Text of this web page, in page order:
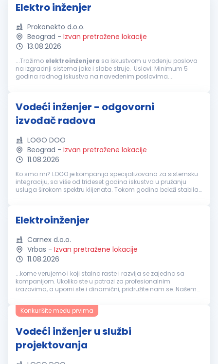
Elektro inženjer
Prokonekto d.o.o.
Beograd - Izvan pretražene lokacije
13.08.2026
...Tražimo elektroinženjera sa iskustvom u vođenju poslova
na izgradnji sistema jake i slabe struje. Uslovi: Minimum 5
godina radnog iskustva na navedenim poslovima....
Vodeći inženjer - odgovorni
izvođač radova
LOGO DOO
Beograd - Izvan pretražene lokacije
11.08.2026
Ko smo mi? LOGO je kompanija specijalizovana za sistemsku
integraciju, sa više od trideset godina iskustva u pružanju
usluga širokom spektru klijenata. Tokom godina beleži stabilan
Elektroinženjer
Carnex d.o.o.
Vrbas - Izvan pretražene lokacije
11.08.2026
...kome verujemo i koji stalno raste i razvija se zajedno sa
kompanijom. Ukoliko ste u potrazi za profesionalnim
izazovima, a uporni ste i dinamični, pridružite nam se. Našem
je:Elektroinženjer...
Konkurišite među prvima
Vodeći inženjer u službi
projektovanja